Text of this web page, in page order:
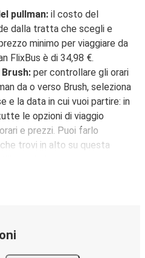
pullman: il costo del
dalla tratta che scegli e
minimo per viaggiare da
FlixBus è di 34,98 €.
per controllare gli orari
da o verso Brush, seleziona
e la data in cui vuoi partire: in
le opzioni di viaggio
e prezzi. Puoi farlo
trovi in alto su questa
tra le 8 destinazioni